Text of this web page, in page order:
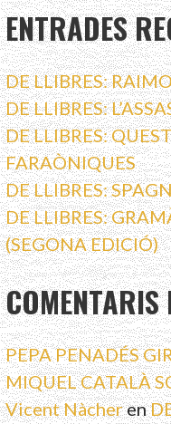
ENTRADES
DE LLIBRES:
DE LLIBRES:
DE LLIBRES:
FARAÒNIQUES
DE LLIBRES:
DE LLIBRES:
(SEGONA EDICIÓ)
COMENTARIS
PEPA PENADÉS
MIQUEL CATALÀ
Vicent Nàcheren